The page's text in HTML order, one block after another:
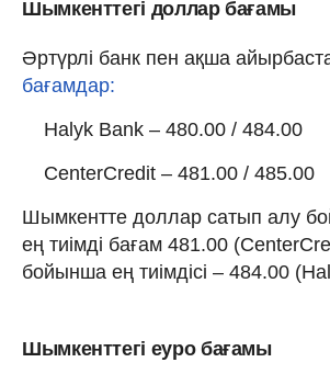
Шымкенттегі доллар бағамы
Әртүрлі банк пен ақша
бағамдар:
Halyk Bank – 480.00 / 484.00
CenterCredit – 481.00 / 485.00
Шымкентте доллар сатып алу
ең тиімді бағам 481.00
бойынша ең тиімдісі – 484.00
Шымкенттегі еуро бағамы